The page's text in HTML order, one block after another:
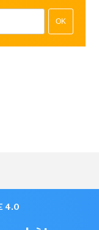
OK
4.0